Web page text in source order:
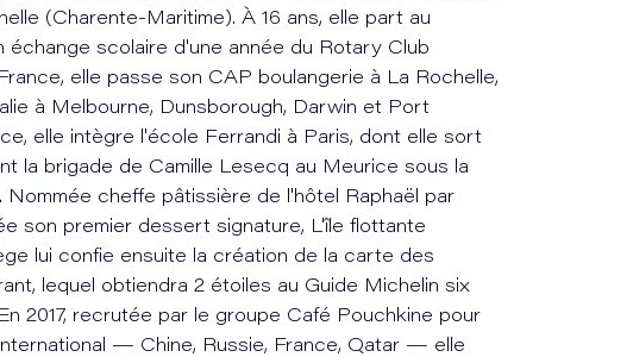
(Charente-Maritime). À 16 ans, elle part au
échange scolaire d'une année du Rotary Club
elle passe son CAP boulangerie à La Rochelle,
à Melbourne, Dunsborough, Darwin et Port
elle intègre l'école Ferrandi à Paris, dont elle sort
la brigade de Camille Lesecq au Meurice sous la
Nommée cheffe pâtissière de l'hôtel Raphaël par
son premier dessert signature, L'île flottante
lui confie ensuite la création de la carte des
lequel obtiendra 2 étoiles au Guide Michelin six
2017, recrutée par le groupe Café Pouchkine pour
— Chine, Russie, France, Qatar — elle